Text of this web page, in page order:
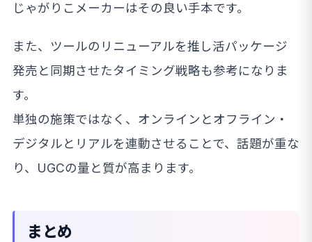
じゃがりこメーカーはその良い手本です。
また、ツールのリニューアルを推し活パッケージ
発売と同期させたタイミング戦略も参考になりま
す。
単独の施策ではなく、オンラインとオフライン・
デジタルとリアルを連動させることで、話題が重な
り、UGCの量と質が高まります。
まとめ